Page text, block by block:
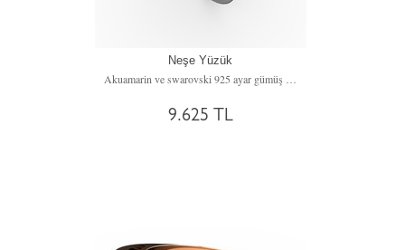
Neşe Yüzük
9.625 TL